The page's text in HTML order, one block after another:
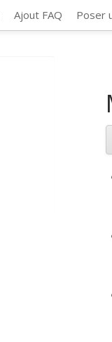
Ajout FAQ Poser